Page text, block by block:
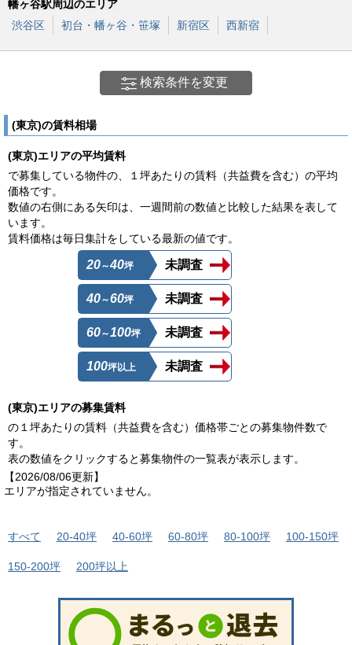
幡ヶ谷駅周辺のエリア
渋谷区
初台・幡ヶ谷・笹塚 新宿区 西新宿
検索条件を変更
(東京)の賃料相場
(東京)エリアの平均賃料
で募集している物件の、１坪あたりの賃料（共益費を含む）の平均
価格です。
数値の右側にある矢印は、一週間前の数値と比較した結果を表して
います。
賃料価格は毎日集計をしている最新の値です。
20～40坪 未調査
40～60坪 未調査
60～100坪 未調査
100坪以上 未調査
(東京)エリアの募集賃料
の１坪あたりの賃料（共益費を含む）価格帯ごとの募集物件数で
す。
表の数値をクリックすると募集物件の一覧表が表示します。
【2026/08/06更新】
エリアが指定されていません。
すべて 20-40坪 40-60坪 60-80坪 80-100坪 100-150坪
150-200坪 200坪以上